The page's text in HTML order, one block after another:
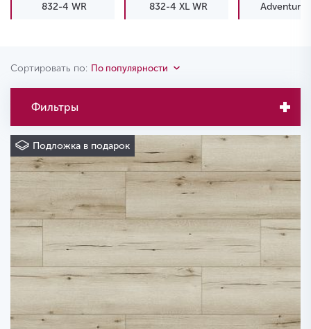
832-4 WR 832-4 XL WR Adventure
Сортировать по: По популярности
Фильтры
Подложка в подарок